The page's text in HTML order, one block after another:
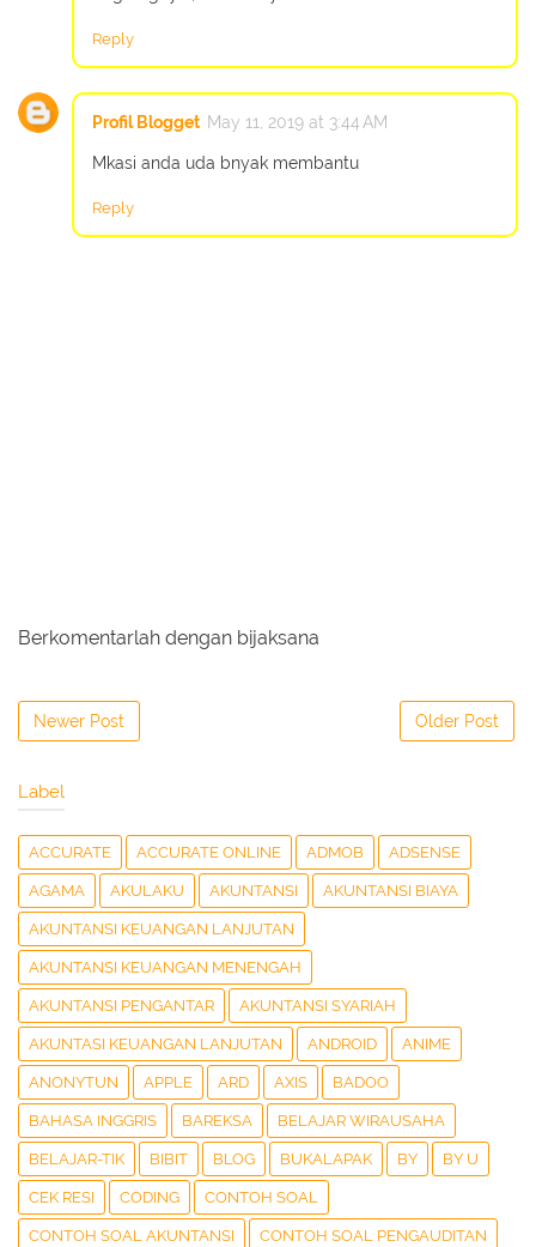
Reply
Profil Blogget May 11, 2019 at 3:44 AM
Mkasi anda uda bnyak membantu
Reply
Berkomentarlah dengan bijaksana
Newer Post Older Post
Label
ACCURATE ACCURATE ONLINE ADMOB ADSENSE
AGAMA AKULAKU AKUNTANSI AKUNTANSI BIAYA
AKUNTANSI KEUANGAN LANJUTAN
AKUNTANSI KEUANGAN MENENGAH
AKUNTANSI PENGANTAR AKUNTANSI SYARIAH
AKUNTASI KEUANGAN LANJUTAN ANDROID ANIME
ANONYTUN APPLE ARD AXIS BADOO
BAHASA INGGRIS BAREKSA BELAJAR WIRAUSAHA
BELAJAR-TIK BIBIT BLOG BUKALAPAK BY BY U
CEK RESI CODING CONTOH SOAL
CONTOH SOAL AKUNTANSI CONTOH SOAL PENGAUDITAN